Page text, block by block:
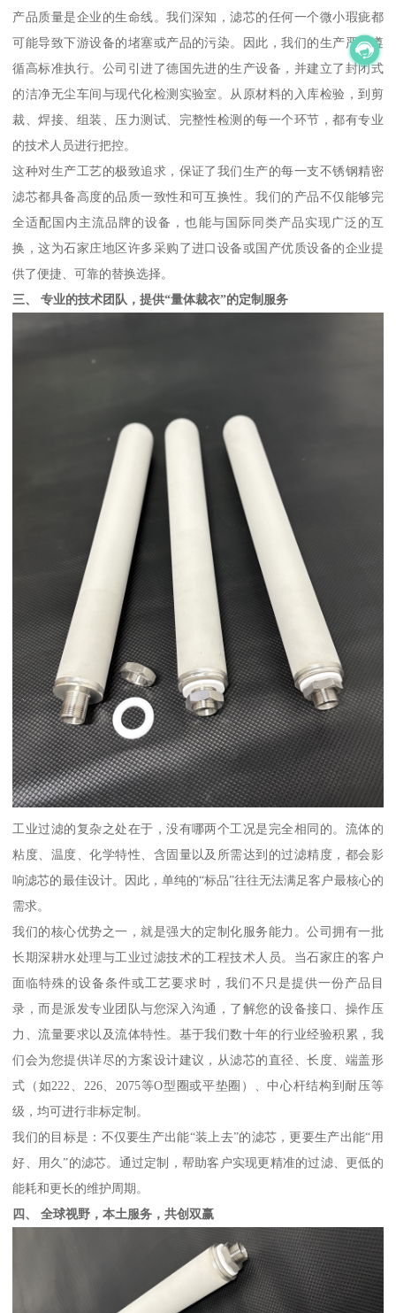
产品质量是企业的生命线。我们深知，滤芯的任何一个微小瑕疵都
可能导致下游设备的堵塞或产品的污染。因此，我们的生产严格遵
循高标准执行。公司引进了德国先进的生产设备，并建立了封闭式
的洁净无尘车间与现代化检测实验室。从原材料的入库检验，到剪
裁、焊接、组装、压力测试、完整性检测的每一个环节，都有专业
的技术人员进行把控。
这种对生产工艺的极致追求，保证了我们生产的每一支不锈钢精密
滤芯都具备高度的品质一致性和可互换性。我们的产品不仅能够完
全适配国内主流品牌的设备，也能与国际同类产品实现广泛的互
换，这为石家庄地区许多采购了进口设备或国产优质设备的企业提
供了便捷、可靠的替换选择。
三、 专业的技术团队，提供“量体裁衣”的定制服务
工业过滤的复杂之处在于，没有哪两个工况是完全相同的。流体的
粘度、温度、化学特性、含固量以及所需达到的过滤精度，都会影
响滤芯的最佳设计。因此，单纯的“标品”往往无法满足客户最核心的
需求。
我们的核心优势之一，就是强大的定制化服务能力。公司拥有一批
长期深耕水处理与工业过滤技术的工程技术人员。当石家庄的客户
面临特殊的设备条件或工艺要求时，我们不只是提供一份产品目
录，而是派发专业团队与您深入沟通，了解您的设备接口、操作压
力、流量要求以及流体特性。基于我们数十年的行业经验积累，我
们会为您提供详尽的方案设计建议，从滤芯的直径、长度、端盖形
式（如222、226、2075等O型圈或平垫圈）、中心杆结构到耐压等
级，均可进行非标定制。
我们的目标是：不仅要生产出能“装上去”的滤芯，更要生产出能“用
好、用久”的滤芯。通过定制，帮助客户实现更精准的过滤、更低的
能耗和更长的维护周期。
四、 全球视野，本土服务，共创双赢